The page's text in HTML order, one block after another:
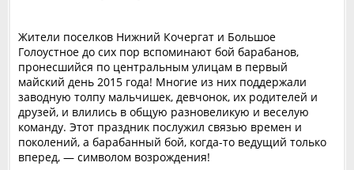
Жители поселков Нижний Кочергат и Большое
Голоустное до сих пор вспоминают бой барабанов,
пронесшийся по центральным улицам в первый
майский день 2015 года! Многие из них поддержали
заводную толпу мальчишек, девчонок, их родителей и
друзей, и влились в общую разновеликую и веселую
команду. Этот праздник послужил связью времен и
поколений, а барабанный бой, когда-то ведущий только
вперед, — символом возрождения!